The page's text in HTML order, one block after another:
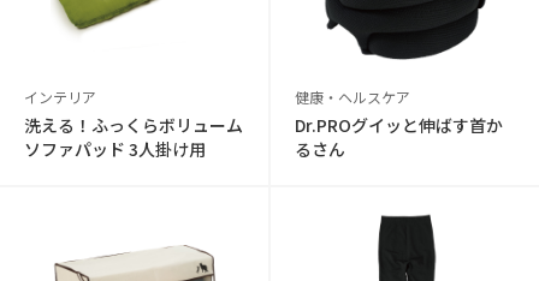
インテリア
洗える！ふっくらボリューム
ソファパッド 3人掛け用
健康・ヘルスケア
Dr.PROグイッと伸ばす首か
るさん